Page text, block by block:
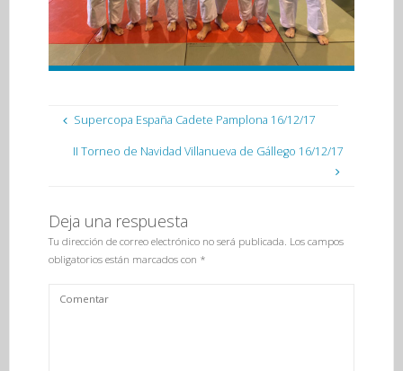
Supercopa España Cadete Pamplona 16/12/17
II Torneo de Navidad Villanueva de Gállego 16/12/17
Deja una respuesta
Tu dirección de correo electrónico no será publicada. Los campos
obligatorios están marcados con *